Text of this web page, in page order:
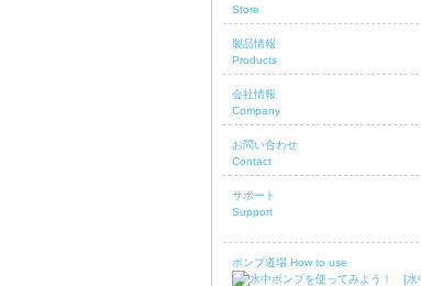
Store
製品情報
Products
会社情報
Company
お問い合わせ
Contact
サポート
Support
ポンプ道場 How to use